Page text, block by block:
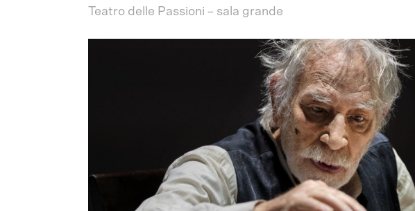
Teatro delle Passioni – sala grande